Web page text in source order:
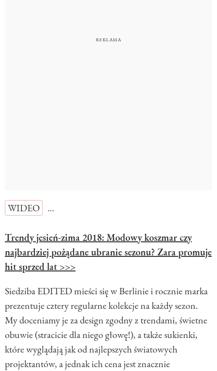
WIDEO …
Trendy jesień-zima 2018: Modowy koszmar czy
najbardziej pożądane ubranie sezonu? Zara promuje
hit sprzed lat >>>
Siedziba EDITED mieści się w Berlinie i rocznie marka
prezentuje cztery regularne kolekcje na każdy sezon.
My doceniamy je za design zgodny z trendami, świetne
obuwie (stracicie dla niego głowę!), a także sukienki,
które wyglądają jak od najlepszych światowych
projektantów, a jednak ich cena jest znacznie